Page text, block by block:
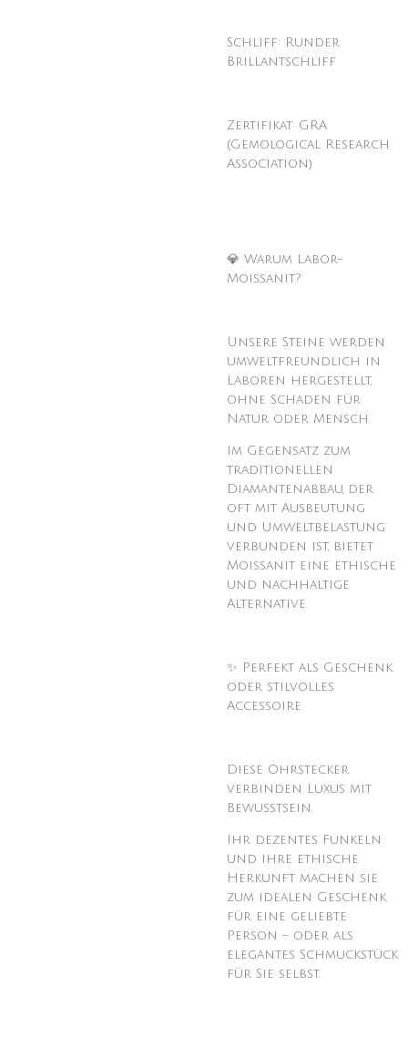
Schliff: Runder
Brillantschliff
Zertifikat: GRA
(Gemological Research
Association)
💎 Warum Labor-
Moissanit?
Unsere Steine werden
umweltfreundlich in
Laboren hergestellt,
ohne Schaden für
Natur oder Mensch.
Im Gegensatz zum
traditionellen
Diamantenabbau, der
oft mit Ausbeutung
und Umweltbelastung
verbunden ist, bietet
Moissanit eine ethische
und nachhaltige
Alternative.
✨ Perfekt als Geschenk
oder stilvolles
Accessoire
Diese Ohrstecker
verbinden Luxus mit
Bewusstsein.
Ihr dezentes Funkeln
und ihre ethische
Herkunft machen sie
zum idealen Geschenk
für eine geliebte
Person – oder als
elegantes Schmuckstück
für Sie selbst.